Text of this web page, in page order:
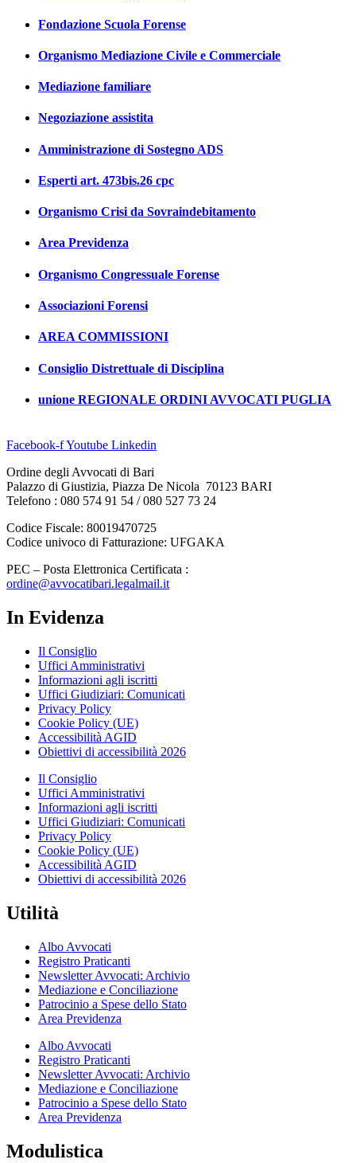
Fondazione Scuola Forense
Organismo Mediazione Civile e Commerciale
Mediazione familiare
Negoziazione assistita
Amministrazione di Sostegno ADS
Esperti art. 473bis.26 cpc
Organismo Crisi da Sovraindebitamento
Area Previdenza
Organismo Congressuale Forense
Associazioni Forensi
AREA COMMISSIONI
Consiglio Distrettuale di Disciplina
unione REGIONALE ORDINI AVVOCATI PUGLIA
Facebook-fYoutube Linkedin
Ordine degli Avvocati di Bari
Palazzo di Giustizia, Piazza De Nicola 70123 BARI
Telefono : 080 574 91 54 / 080 527 73 24
Codice Fiscale: 80019470725
Codice univoco di Fatturazione: UFGAKA
PEC – Posta Elettronica Certificata :
ordine@avvocatibari.legalmail.it
In Evidenza
Il Consiglio
Uffici Amministrativi
Informazioni agli iscritti
Uffici Giudiziari: Comunicati
Privacy Policy
Cookie Policy (UE)
Accessibilità AGID
Obiettivi di accessibilità 2026
Il Consiglio
Uffici Amministrativi
Informazioni agli iscritti
Uffici Giudiziari: Comunicati
Privacy Policy
Cookie Policy (UE)
Accessibilità AGID
Obiettivi di accessibilità 2026
Utilità
Albo Avvocati
Registro Praticanti
Newsletter Avvocati: Archivio
Mediazione e Conciliazione
Patrocinio a Spese dello Stato
Area Previdenza
Albo Avvocati
Registro Praticanti
Newsletter Avvocati: Archivio
Mediazione e Conciliazione
Patrocinio a Spese dello Stato
Area Previdenza
Modulistica